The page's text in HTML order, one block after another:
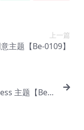
上一篇
主题【Be-0109】
主题【Be-0